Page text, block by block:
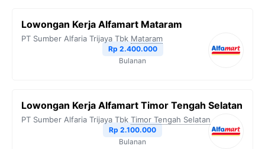
Lowongan Kerja Alfamart Mataram
PT Sumber Alfaria Trijaya Tbk Mataram
Rp 2.400.000
Bulanan
Lowongan Kerja Alfamart Timor Tengah Selatan
PT Sumber Alfaria Trijaya Tbk Timor Tengah Selatan
Rp 2.100.000
Bulanan